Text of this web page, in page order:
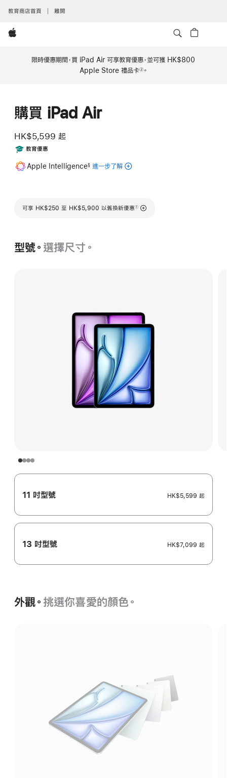
教育商店首頁 離開
Apple
限時優惠期間，買 iPad Air 可享教育優惠，並可獲 HK$800
Apple Store 禮品卡②。
購買 iPad Air
HK$5,599 起
Includes
教育優惠
Apple Intelligence腳
§ 進一步了解 適
的
可享 HK$250 至 HK$5,900 以舊換新優惠
註腳
①
型號。 選擇尺寸。
11 吋型號 HK$5,599 起
13 吋型號 HK$7,099 起
外觀。 挑選你喜愛的顏色。